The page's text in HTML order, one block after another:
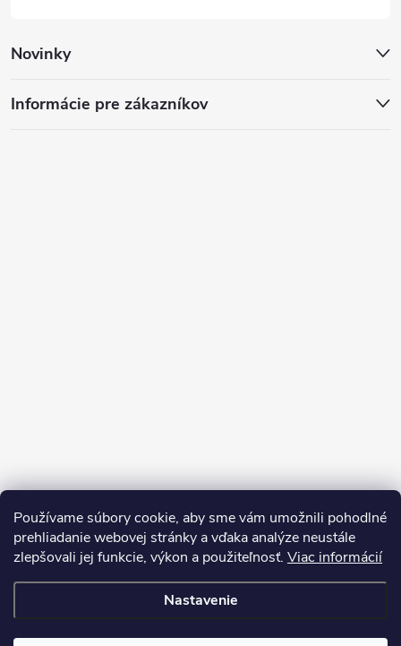
Používame súbory cookie, aby sme vám umožnili pohodlné
prehliadanie webovej stránky a vďaka analýze neustále
zlepšovali jej funkcie, výkon a použiteľnosť. Viac informácií
Nastavenie
Novinky
Informácie pre zákazníkov
Copyright 2026My e-shop. Všetky práva vyhradené.